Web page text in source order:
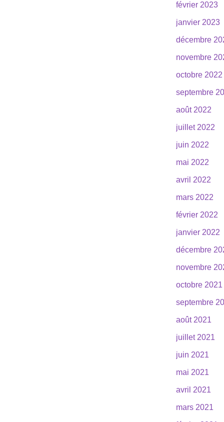
février 2023
janvier 2023
décembre
novembre
octobre 2022
septembre
août 2022
juillet 2022
juin 2022
mai 2022
avril 2022
mars 2022
février 2022
janvier 2022
décembre
novembre
octobre 2021
septembre
août 2021
juillet 2021
juin 2021
mai 2021
avril 2021
mars 2021